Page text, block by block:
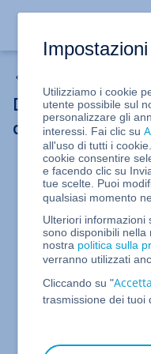
Direttiva europea
digitale e IONOS
Dal 28 giugno
europea
molte aziende a
servizi digitali in
senza restrizioni
normativa UE e
WordPress.
Importante
Utilizziamo i cookie
utente possibile sul
personalizzare gli
interessi. Fai clic su
all'uso di tutti i
cookie consentire
e facendo clic su
tue scelte. Puoi
qualsiasi momento
Ulteriori informazioni
sono disponibili nella
nostra politica sulla
verranno utilizzati
Cliccando su "
trasmissione dei tuoi